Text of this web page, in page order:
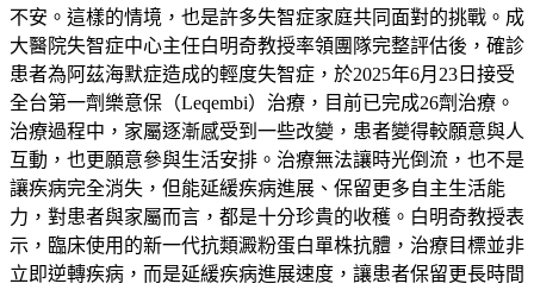
不安。這樣的情境，也是許多失智症家庭共同面對的挑戰。成
大醫院失智症中心主任白明奇教授率領團隊完整評估後，確診
患者為阿茲海默症造成的輕度失智症，於2025年6月23日接受
全台第一劑樂意保（Leqembi）治療，目前已完成26劑治療。
治療過程中，家屬逐漸感受到一些改變，患者變得較願意與人
互動，也更願意參與生活安排。治療無法讓時光倒流，也不是
讓疾病完全消失，但能延緩疾病進展、保留更多自主生活能
力，對患者與家屬而言，都是十分珍貴的收穫。白明奇教授表
示，臨床使用的新一代抗類澱粉蛋白單株抗體，治療目標並非
立即逆轉疾病，而是延緩疾病進展速度，讓患者保留更長時間